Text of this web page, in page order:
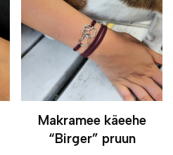
Makramee käeehe
“Birger” pruun